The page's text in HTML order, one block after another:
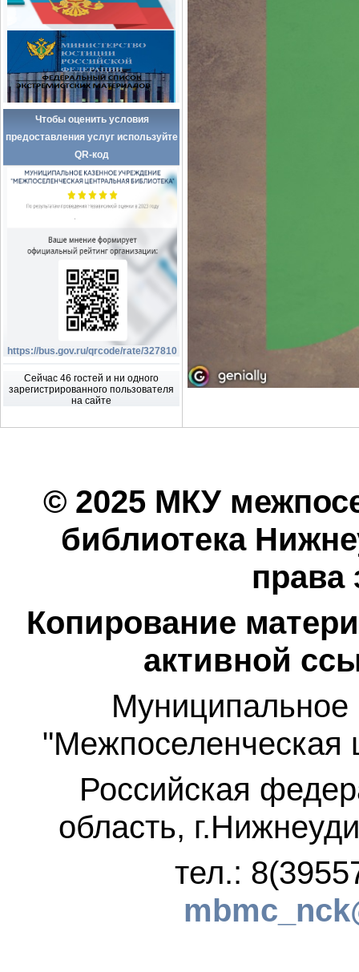
Чтобы оценить условия
предоставления услуг используйте
QR-код
https://bus.gov.ru/qrcode/rate/327810
Сейчас 46 гостей и ни одного
зарегистрированного пользователя
на сайте
© 2025 МКУ
библиотека
Копирование
активной
Муниципальное
"Межпоселенческая
Российская
область,
тел.: